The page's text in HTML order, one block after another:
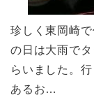
珍しく東岡崎
の日は大雨で
らいました。
あるお…